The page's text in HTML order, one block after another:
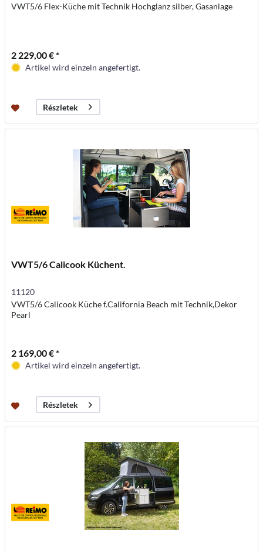
VWT5/6 Flex-Küche mit Technik Hochglanz silber, Gasanlage
2 229,00 € *
Artikel wird einzeln angefertigt.
Részletek
VWT5/6 Calicook Küchent.
11120
VWT5/6 Calicook Küche f.California Beach mit Technik,Dekor
Pearl
2 169,00 € *
Artikel wird einzeln angefertigt.
Részletek